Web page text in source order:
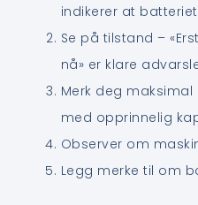
indikerer at
Se på tilstand –
nå» er klare
Merk deg
med opprinnelig
Observer om
Legg merke til om